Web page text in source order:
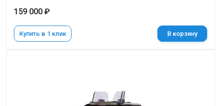
159 000 ₽
Купить в 1 клик В корзину